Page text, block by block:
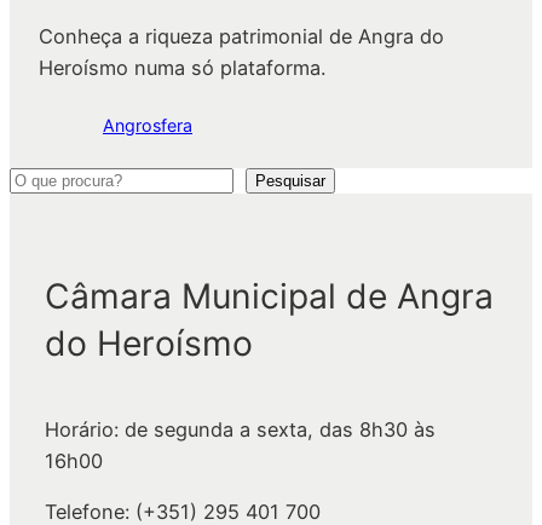
Conheça a riqueza patrimonial de Angra do
Heroísmo numa só plataforma.
Angrosfera
P
Pesquisar
Câmara Municipal de Angra
do Heroísmo
Horário: de segunda a sexta, das 8h30 às
16h00
Telefone: (+351) 295 401 700